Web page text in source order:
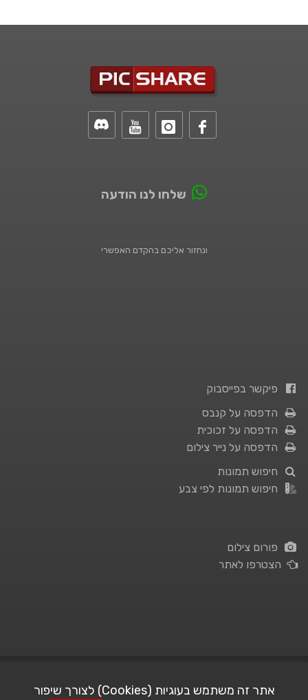
שלחו לנו הודעה
ונחזור אליכם בהקדם האפשרי
פיקשר בפייסבוק
הדפסה על קנבס
הדפסה על זכוכית
הדפסה על נייר צילום
חיפוש תמונות
חיפוש תמונות לפי צבע
פורום צילום
הצטרפו לאתר
אתר זה משתמש בעוגיות (Cookies) לצורך שיפור